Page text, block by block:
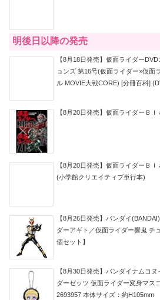
明後日以降の発売
【8月18日発売】仮面ライダー
ョンズ 第16号(仮面ライダー×仮面
ル MOVIE大戦CORE) [分冊百科]
【8月20日発売】仮面ライダー
【8月20日発売】仮面ライダー
(小学館クリエイティブ単行本)
【8月26日発売】バンダイ
ダーアギト／仮面ライダー響鬼 チ
個セット】
【8月30日発売】バンダイナムコ
ダーゼッツ 仮面ライダー変身マス
2693957 本体サイズ：約H105mm